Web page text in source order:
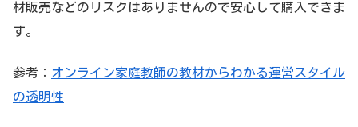
材販売などのリスクはありませんので安心して購入できま
す。
参考： オンライン家庭教師の教材からわかる運営スタイル
の透明性